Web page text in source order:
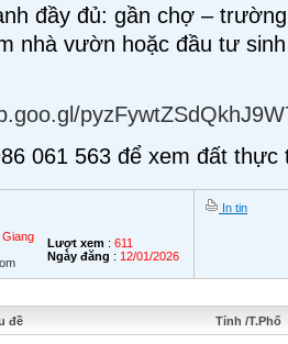
đầy đủ: gần chợ –
nhà vườn hoặc đầu tư
061 563 để xem đất thực
Lượt xem : 611
Ngày đăng : 12/01/2026
In tin
đề Tỉnh /T.Phố